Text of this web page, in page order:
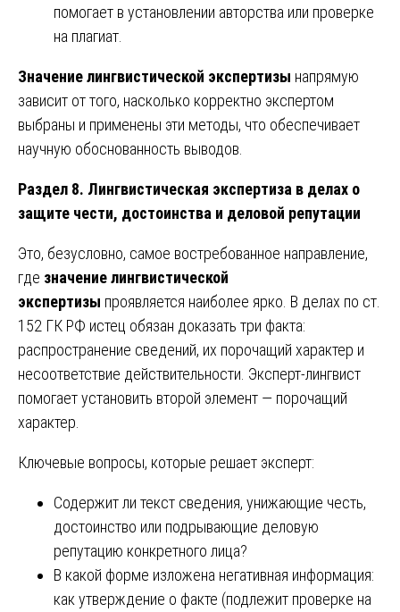
помогает в установлении авторства или проверке
на плагиат.
Значение лингвистической экспертизы напрямую
зависит от того, насколько корректно экспертом
выбраны и применены эти методы, что обеспечивает
научную обоснованность выводов.
Раздел 8. Лингвистическая экспертиза в делах о
защите чести, достоинства и деловой репутации
Это, безусловно, самое востребованное направление,
где значение лингвистической
экспертизы проявляется наиболее ярко. В делах по ст.
152 ГК РФ истец обязан доказать три факта:
распространение сведений, их порочащий характер и
несоответствие действительности. Эксперт-лингвист
помогает установить второй элемент — порочащий
характер.
Ключевые вопросы, которые решает эксперт:
Содержит ли текст сведения, унижающие честь,
достоинство или подрывающие деловую
репутацию конкретного лица?
В какой форме изложена негативная информация:
как утверждение о факте (подлежит проверке на